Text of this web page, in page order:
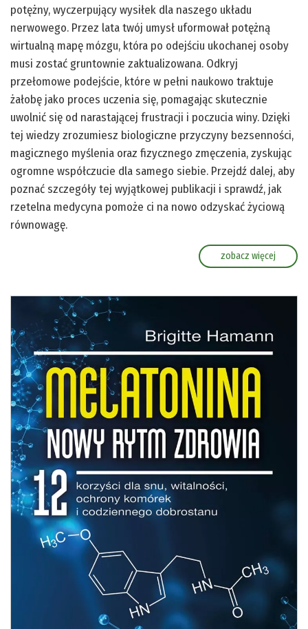
potężny, wyczerpujący wysiłek dla naszego układu
nerwowego. Przez lata twój umysł uformował potężną
wirtualną mapę mózgu, która po odejściu ukochanej osoby
musi zostać gruntownie zaktualizowana. Odkryj
przełomowe podejście, które w pełni naukowo traktuje
żałobę jako proces uczenia się, pomagając skutecznie
uwolnić się od narastającej frustracji i poczucia winy. Dzięki
tej wiedzy zrozumiesz biologiczne przyczyny bezsenności,
magicznego myślenia oraz fizycznego zmęczenia, zyskując
ogromne współczucie dla samego siebie. Przejdź dalej, aby
poznać szczegóły tej wyjątkowej publikacji i sprawdź, jak
rzetelna medycyna pomoże ci na nowo odzyskać życiową
równowagę.
zobacz więcej